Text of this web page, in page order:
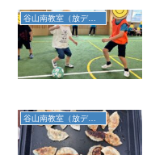
谷山南教室（放デイ）
谷山南教室（放デイ）